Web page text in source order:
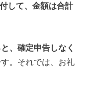
して、金額は合計
、確定申告しなく
。それでは、お礼